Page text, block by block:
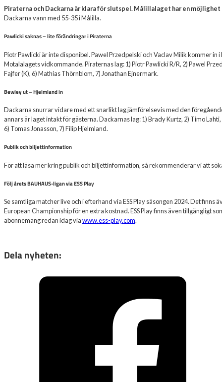
Piraterna och Dackarna är klara för slutspel. Målillalaget har en
Dackarna vann med 55-35 i Målilla.
Pawlicki saknas – lite förändringar i Piraterna
Piotr Pawlicki är inte disponibel. Pawel Przedpelski och Vaclav Milik kommer
Motalalagets vidkommande. Piraternas lag: 1) Piotr Pawlicki R/R, 2) Pawel
Fajfer (K), 6) Mathias Thörnblom, 7) Jonathan Ejnermark.
Bewley ut – Hjelmland in
Dackarna snurrar vidare med ett snarlikt lag jämförelsevis med den
annars är laget intakt för gästerna. Dackarnas lag: 1) Brady Kurtz, 2) Timo
6) Tomas Jonasson, 7) Filip Hjelmland.
Publik och biljettinformation
För att läsa mer kring publik och biljettinformation, så rekommenderar vi att
Följ årets BAUHAUS-ligan via ESS Play
Se samtliga matcher live och i efterhand via ESS Play säsongen 2024. Det
European Championship för en extra kostnad. ESS Play finns även tillgängligt
abonnemang redan idag viawww.ess-play.com.
Dela nyheten: